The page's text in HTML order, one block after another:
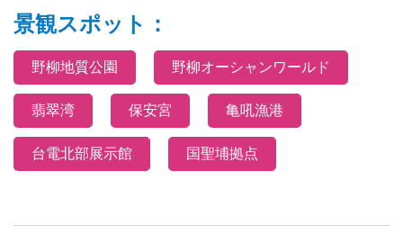
景観スポット：
野柳地質公園 野柳オーシャンワールド
翡翠湾 保安宮 亀吼漁港
台電北部展示館 国聖埔拠点